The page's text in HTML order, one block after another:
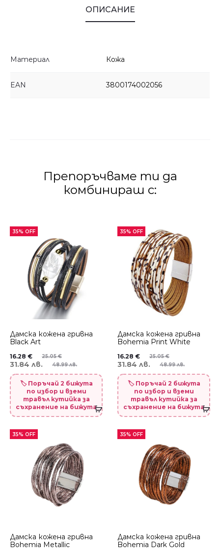
ОПИСАНИЕ
Материал Кожа
EAN 3800174002056
Препоръчваме ти да
комбинираш с:
35% OFF
Дамска кожена гривна
Black Art
25.05€
16.28 €
48.99 лв.
31.84 лв.
🏷️ Поръчай 2 бижута
по избор и вземи
травъл кутийка за
съхранение на бижута
35% OFF
Дамска кожена гривна
Bohemia Print White
25.05€
16.28 €
48.99 лв.
31.84 лв.
🏷️ Поръчай 2 бижута
по избор и вземи
травъл кутийка за
съхранение на бижута
35% OFF
Дамска кожена гривна
Bohemia Metallic
35% OFF
Дамска кожена гривна
Bohemia Dark Gold